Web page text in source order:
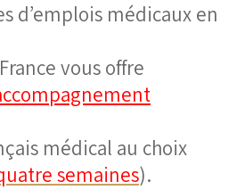
d’emplois médicaux en
vous offre
médical au choix
semaines).